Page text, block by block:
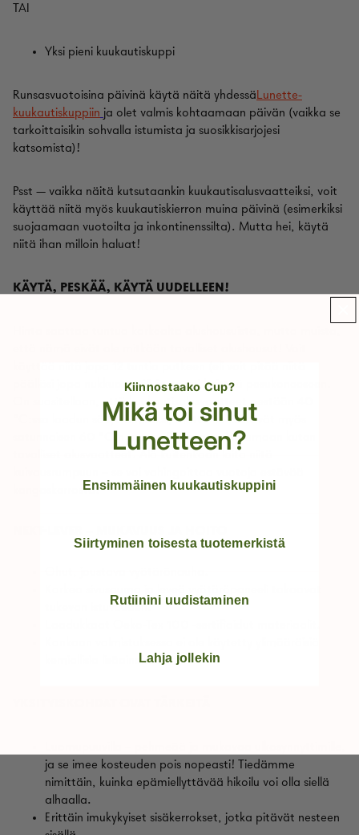
TAI
Yksi pieni kuukautiskuppi
Runsasvuotoisina päivinä käytä näitä yhdessäLunette-
kuukautiskuppiin ja olet valmis kohtaamaan päivän (vaikka se
tarkoittaisikin sohvalla istumista ja suosikkisarjojesi
katsomista)!
Psst — vaikka näitä kutsutaankin kuukautisalusvaatteiksi, voit
käyttää niitä myös kuukautiskierron muina päivinä (esimerkiksi
suojaamaan vuotoilta ja inkontinenssilta). Mutta hei, käytä
niitä ihan milloin haluat!
KÄYTÄ, PESKÄÄ, KÄYTÄ UUDELLEEN!
päälläsi jopa nukkuessasi!) ja ne voi heittää pesukoneeseen.
suositellaan, että kuukautisalusvaatteet pestään 40
°C:ssa laadun säilyttämiseksi, mutta ne kestävät myös
satunnaisen 60 °C:n pesun. Ripusta ne kuivumaan kuten
tavalliset alusvaatteet. Älä kuitenkaan laita niitä
kangaskerrosta!
tukevan istuvuuden.
kemiallisia lisäaineita.
ja se imee kosteuden pois nopeasti! Tiedämme
nimittäin, kuinka epämiellyttävää hikoilu voi olla siellä
alhaalla.
Erittäin imukykyiset sisäkerrokset, jotka pitävät nesteen
Kiinnostaako Cup?
Mikä toi sinut
Lunetteen?
Ensimmäinen kuukautiskuppini
Siirtyminen toisesta tuotemerkistä
Rutiinini uudistaminen
Lahja jollekin